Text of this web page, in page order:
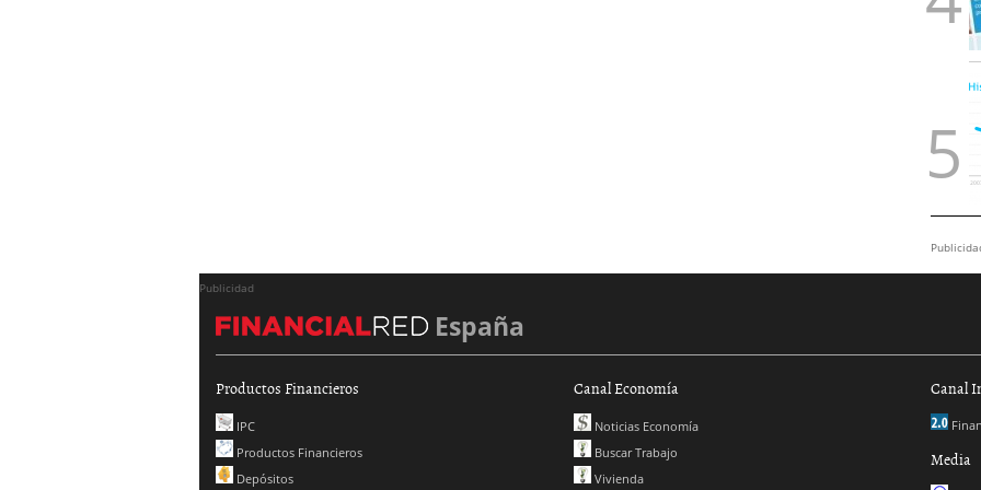
Publicidad
España
Productos Financieros
IPC
Productos Financieros
Depósitos
Canal Economía
Noticias Economía
Buscar Trabajo
Vivienda
Canal
Media